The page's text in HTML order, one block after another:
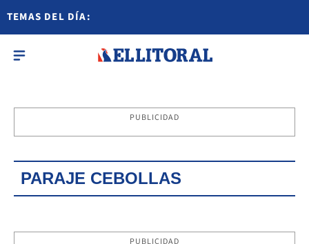
TEMAS DEL DÍA:
PUBLICIDAD
PARAJE CEBOLLAS
PUBLICIDAD